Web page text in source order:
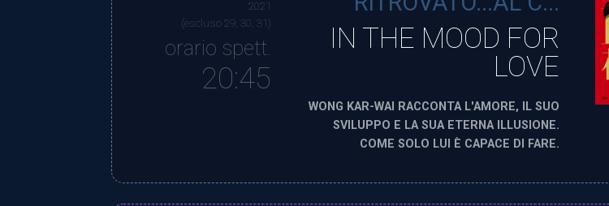
IN THE MOOD FOR
LOVE
WONG KAR-WAI RACCONTA L'AMORE, IL SUO
SVILUPPO E LA SUA ETERNA ILLUSIONE.
COME SOLO LUI È CAPACE DI FARE.
2021
(escluso 29, 30, 31)
orario spett.
20:45